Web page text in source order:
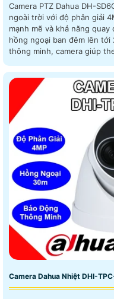
Camera PTZ Dahua DH-
ngoài trời với độ phân giải
mạnh mẽ và khả năng quay quét
hồng ngoại ban đêm lên
thông minh, camera giúp
Camera Dahua Nhiệt DHI-